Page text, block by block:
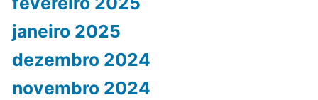
janeiro 2025
dezembro 2024
novembro 2024